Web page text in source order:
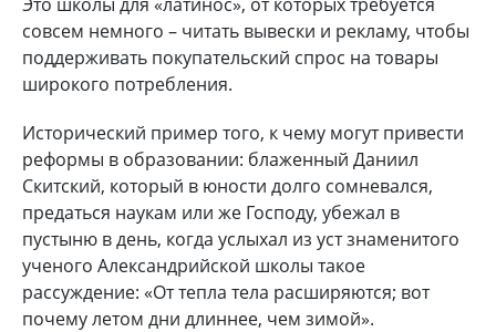
совсем немного – читать вывески и рекламу, чтобы
поддерживать покупательский спрос на товары
широкого потребления.
Исторический пример того, к чему могут привести
реформы в образовании: блаженный Даниил
Скитский, который в юности долго сомневался,
предаться наукам или же Господу, убежал в
пустыню в день, когда услыхал из уст знаменитого
ученого Александрийской школы такое
рассуждение: «От тепла тела расширяются; вот
почему летом дни длиннее, чем зимой».